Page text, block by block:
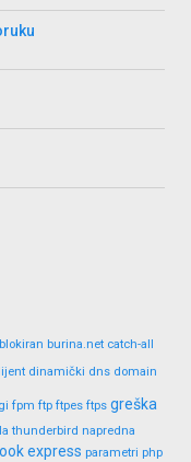
blokiran burina.net catch-all
dinamički dns domain
fpm ftp ftpes ftps greška
thunderbird napredna
express parametri php